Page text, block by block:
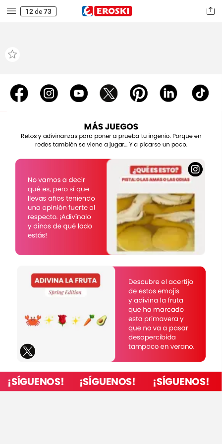
12de73
¡SÍGUENOS! ¡SÍGUENOS! ¡SÍGUENOS!
MÁSJUEGOS
Retosy adivinanzas para poner a prueba tu ingenio. Porque en
redes también se viene a jugar… Y a picarse un poco.
Novamos a decir
qué es, pero sí que
llevas años teniendo
una opinión fuerte al
respecto. ¡Adivínalo
y dinos de qué lado
estás!
Descubre el acertijo
de estos emojis
y adivina la fruta
que ha marcado
esta primavera y
que no va a pasar
desapercibida
tampoco en verano.